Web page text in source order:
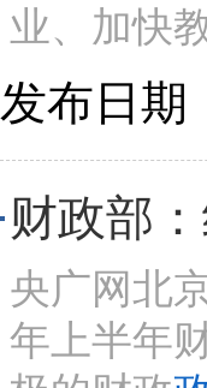
业、加快
发布日期
财政部
央广网北
年上半年